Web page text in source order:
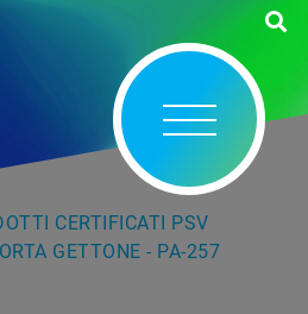
CERTIFICATI PSV
GETTONE - PA-257